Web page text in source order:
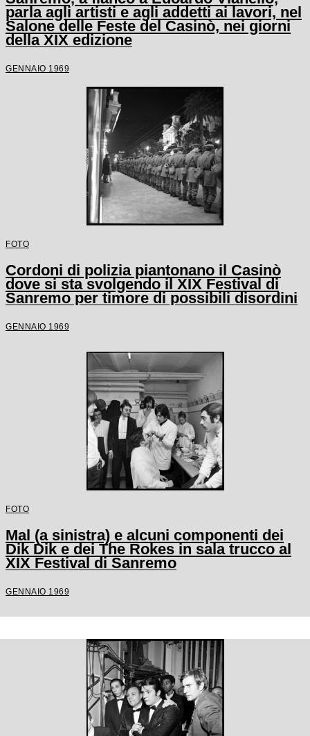
parla agli artisti e agli addetti ai lavori, nel
Salone delle Feste del Casinò, nei giorni
della XIX edizione
GENNAIO 1969
FOTO
Cordoni di polizia piantonano il Casinò
dove si sta svolgendo il XIX Festival di
Sanremo per timore di possibili disordini
GENNAIO 1969
FOTO
Mal (a sinistra) e alcuni componenti dei
Dik Dik e dei The Rokes in sala trucco al
XIX Festival di Sanremo
GENNAIO 1969